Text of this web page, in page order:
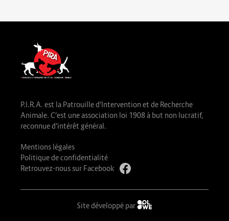
P.I.R.A. est la Patrouille d’Intervention et de Recherche
Animale. C’est une association loi 1908 à but non lucratif,
reconnue d’intérêt général.
Mentions légales
Politique de confidentialité
Retrouvez-nous sur Facebook
Site développé par